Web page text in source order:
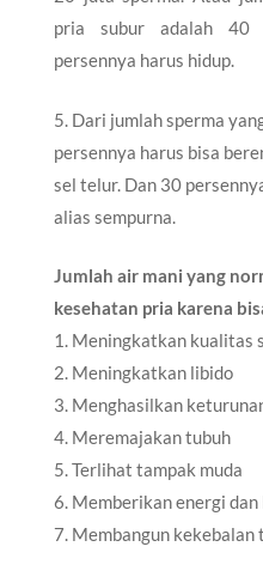
pria subur adalah 40
persennya harus hidup.
5. Dari jumlah sperma
persennya harus bisa
sel telur. Dan 30
alias sempurna.
Jumlah air mani yang
kesehatan pria karena
1. Meningkatkan kualitas
2. Meningkatkan libido
3. Menghasilkan
4. Meremajakan tubuh
5. Terlihat tampak muda
6. Memberikan energi
7. Membangun kekebalan